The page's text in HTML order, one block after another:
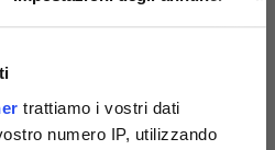
trattiamo i vostri dati
numero IP, utilizzando
CodiceTS30-G
Anse per inoculazione da 5 μl,
flessibili, sterili irradiate,
colore rosso. Conf. singola